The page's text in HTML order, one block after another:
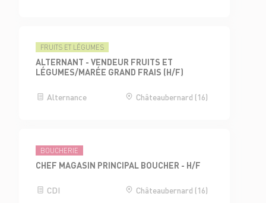
FRUITS ET LÉGUMES
ALTERNANT - VENDEUR FRUITS ET
LÉGUMES/MARÉE GRAND FRAIS (H/F)
Alternance Châteaubernard (16)
BOUCHERIE
CHEF MAGASIN PRINCIPAL BOUCHER - H/F
CDI Châteaubernard (16)